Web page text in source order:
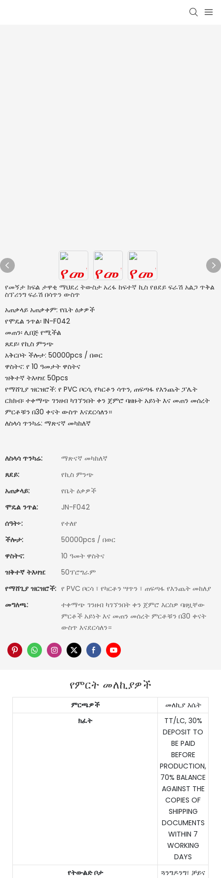
የመኝታ ክፍል ታዋቂ ማህደረ ትውስታ አረፋ ከፍተኛ ኪስ የፀደይ ፍራሽ አልጋ ጥቅል
ስፕሪንግ ፍራሽ በሳጥን ውስጥ
አጠቃላይ አጠቃቀም: የቤት ዕቃዎች
የሞዴል ንጥል፡ IN-F042
መጠን፡ ሊበጅ የሚችል
ጸደይ፡ የኪስ ምንጭ
አቅርቦት ችሎታ: 50000pcs / በወር
ዋስትና: የ 10 ዓመታት ዋስትና
ዝቅተኛ ትእዛዝ: 50pcs
የማሸጊያ ዝርዝሮች: የ PVC ቦርሳ, የካርቶን ሳጥን, ጠፍጣፋ የእንጨት ፓሌት
ርክክብ፡ ተቀማጭ ገንዘብ ካገኘንበት ቀን ጀምሮ ባዘዙት አይነት እና መጠን መሰረት
ምርቶቹን በ30 ቀናት ውስጥ እናደርሳለን።
ለስላሳ ጥንካሬ: ማጽናኛ መካከለኛ
ለስላሳ ጥንካሬ:
ማጽናኛ መካከለኛ
ጸደይ:
የኪስ ምንጭ
አጠቃላይ:
የቤት ዕቃዎች
ሞዴል ንጥል:
JN-F042
ሰዓት፦:
የተለየ
ችሎታ:
50000pcs / በወር
ዋስትና:
10 ዓመት ዋስትና
ዝቅተኛ ትእዛዝ:
50ፕሮግራም
የማሸጊያ ዝርዝሮች: የ PVC ቦርሳ ፣ የካርቶን ሣጥን ፣ ጠፍጣፋ የእንጨት መከለያ
መግለጫ:
ተቀማጭ ገንዘብ ካገኘንበት ቀን ጀምሮ እርስዎ ባዘዟቸው
ምርቶች አይነት እና መጠን መሰረት ምርቶቹን በ30 ቀናት
ውስጥ እናደርሳለን።
የምርት መለኪያዎች
ምርጫዎች
መለኪያ እሴት
ክፈት
TT/LC, 30%
DEPOSIT TO
BE PAID
BEFORE
PRODUCTION,
70% BALANCE
AGAINST THE
COPIES OF
SHIPPING
DOCUMENTS
WITHIN 7
WORKING
DAYS
የትውልድ ቦታ
ጓንግዶንግ፣ ቻይና